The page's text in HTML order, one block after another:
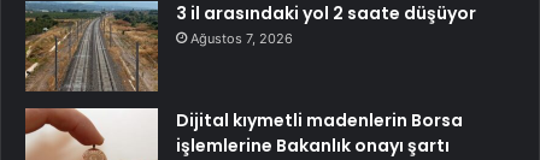
3 il arasındaki yol 2 saate düşüyor
Ağustos 7, 2026
Dijital kıymetli madenlerin Borsa
işlemlerine Bakanlık onayı şartı